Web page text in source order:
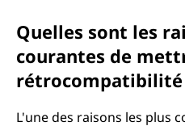
Quelles sont les
courantes de
rétrocompatibilité
L'une des raisons les plus